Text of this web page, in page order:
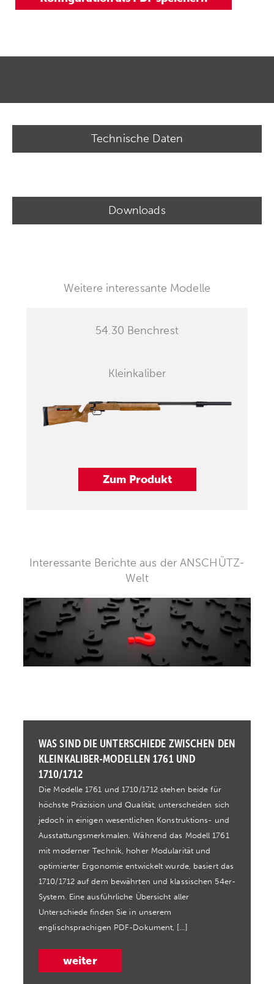
Technische Daten
Downloads
Weitere interessante Modelle
54.30 Benchrest
Kleinkaliber
Zum Produkt
Interessante Berichte aus der ANSCHÜTZ-
Welt
WAS SIND DIE UNTERSCHIEDE ZWISCHEN DEN
KLEINKALIBER-MODELLEN 1761 UND
1710/1712
Die Modelle 1761 und 1710/1712 stehen beide für
höchste Präzision und Qualität, unterscheiden sich
jedoch in einigen wesentlichen Konstruktions- und
Ausstattungsmerkmalen. Während das Modell 1761
mit moderner Technik, hoher Modularität und
optimierter Ergonomie entwickelt wurde, basiert das
1710/1712 auf dem bewährten und klassischen 54er-
System. Eine ausführliche Übersicht aller
Unterschiede finden Sie in unserem
englischsprachigen PDF-Dokument, […]
weiter